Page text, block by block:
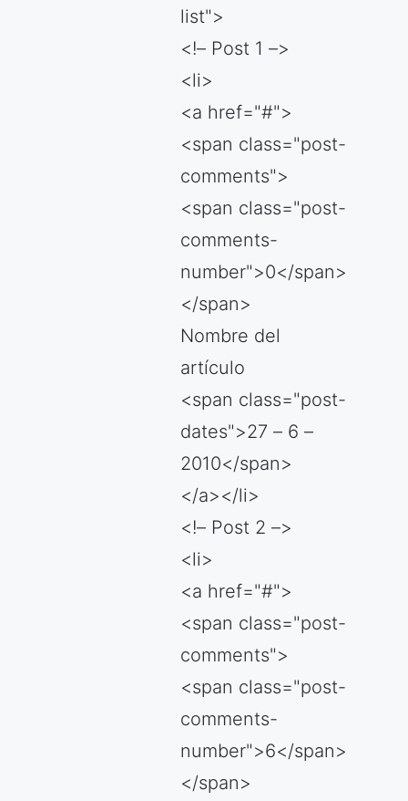
list">
<!– Post 1 –>
<li>
<a href="#">
<span class="post-
comments">
<span class="post-
comments-
number">0</span>
</span>
Nombre del
artículo
<span class="post-
dates">27 – 6 –
2010</span>
</a></li>
<!– Post 2 –>
<li>
<a href="#">
<span class="post-
comments">
<span class="post-
comments-
number">6</span>
</span>